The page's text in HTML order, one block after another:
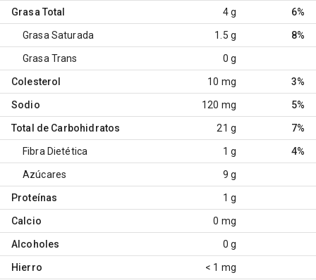
Grasa Total 4 g 6%
Grasa Saturada 1.5 g 8%
Grasa Trans 0 g
Colesterol 10 mg 3%
Sodio 120 mg 5%
Total de Carbohidratos 21 g 7%
Fibra Dietética 1 g 4%
Azúcares 9 g
Proteínas 1 g
Calcio 0 mg
Alcoholes 0 g
Hierro < 1 mg